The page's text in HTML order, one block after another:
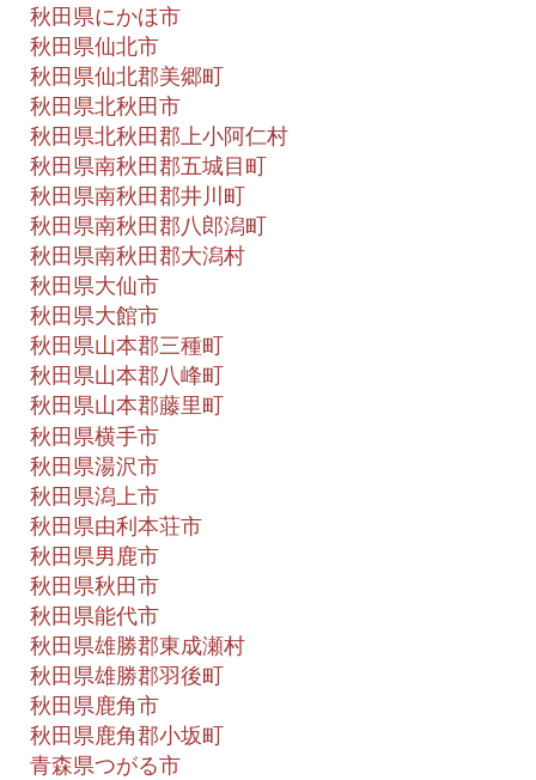
秋田県にかほ市
秋田県仙北市
秋田県仙北郡美郷町
秋田県北秋田市
秋田県北秋田郡上小阿仁村
秋田県南秋田郡五城目町
秋田県南秋田郡井川町
秋田県南秋田郡八郎潟町
秋田県南秋田郡大潟村
秋田県大仙市
秋田県大館市
秋田県山本郡三種町
秋田県山本郡八峰町
秋田県山本郡藤里町
秋田県横手市
秋田県湯沢市
秋田県潟上市
秋田県由利本荘市
秋田県男鹿市
秋田県秋田市
秋田県能代市
秋田県雄勝郡東成瀬村
秋田県雄勝郡羽後町
秋田県鹿角市
秋田県鹿角郡小坂町
青森県つがる市